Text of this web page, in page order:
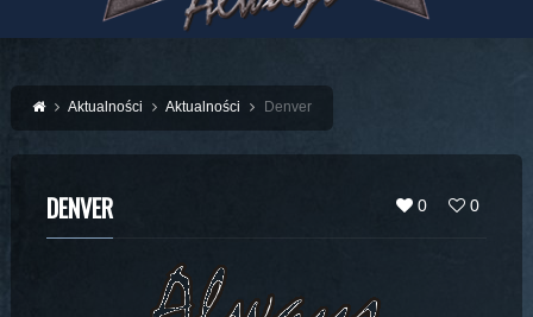
Aktualności Aktualności Denver
0 0
DENVER